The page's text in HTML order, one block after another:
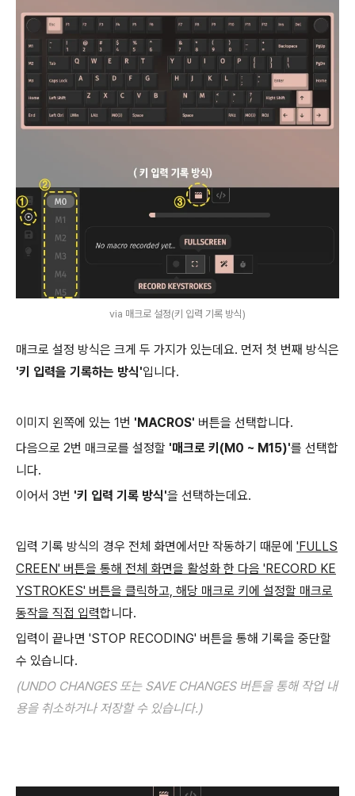
via 매크로 설정(키 입력 기록 방식)
매크로 설정 방식은 크게 두 가지가 있는데요. 먼저 첫 번째 방식은
'키 입력을 기록하는 방식'입니다.
이미지 왼쪽에 있는 1번 'MACROS' 버튼을 선택합니다.
다음으로 2번 매크로를 설정할 '매크로 키(M0 ~ M15)'를 선택합
니다.
이어서 3번 '키 입력 기록 방식'을 선택하는데요.
입력 기록 방식의 경우 전체 화면에서만 작동하기 때문에 'FULLS
CREEN' 버튼을 통해 전체 화면을 활성화 한 다음 'RECORD KE
YSTROKES' 버튼을 클릭하고, 해당 매크로 키에 설정할 매크로
동작을 직접 입력합니다.
입력이 끝나면 'STOP RECODING' 버튼을 통해 기록을 중단할
수 있습니다.
(UNDO CHANGES 또는 SAVE CHANGES 버튼을 통해 작업 내
용을 취소하거나 저장할 수 있습니다.)